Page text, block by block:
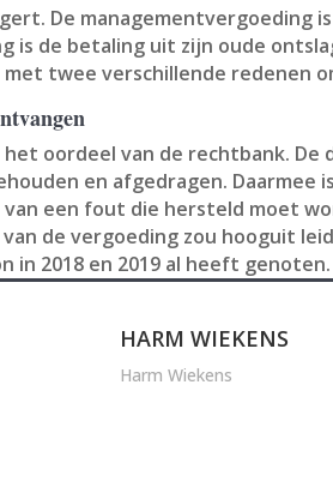
De managementvergoeding
is de betaling uit zijn oude
twee verschillende redenen
oordeel van de rechtbank.
en afgedragen.
een fout die hersteld moet
de vergoeding zou hooguit
in 2018 en 2019 al heeft genoten.
HARM WIEKENS
Harm Wiekens